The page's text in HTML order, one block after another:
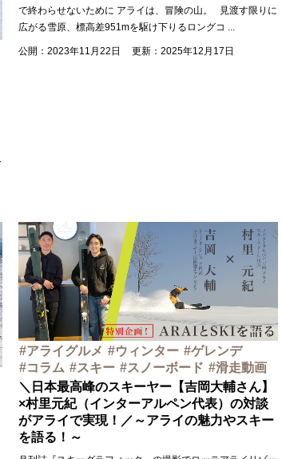
で終わらせないために アライは、冒険の山。 見渡す限りに
広がる雪原、標高差951mを駆け下りるロングコ
公開：2023年11月22日 更新：2025年12月17日
アライグルメ ウィンター
ゲレンデ
コラム
スキー スノーボード
滑走動画
＼日本最高峰のスキーヤー【吉岡大輔さん】
×村里元紀（インターアルペン代表）の対談
がアライで実現！／～アライの魅力やスキー
を語る！～